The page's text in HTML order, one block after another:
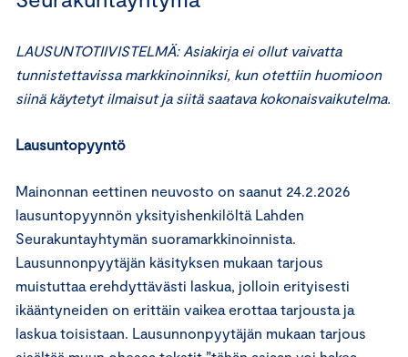
LAUSUNTOTIIVISTELMÄ: Asiakirja ei ollut vaivatta
tunnistettavissa markkinoinniksi, kun otettiin huomioon
siinä käytetyt ilmaisut ja siitä saatava kokonaisvaikutelma.
Lausuntopyyntö
Mainonnan eettinen neuvosto on saanut 24.2.2026
lausuntopyynnön yksityishenkilöltä Lahden
Seurakuntayhtymän suoramarkkinoinnista.
Lausunnonpyytäjän käsityksen mukaan tarjous
muistuttaa erehdyttävästi laskua, jolloin erityisesti
ikääntyneiden on erittäin vaikea erottaa tarjousta ja
laskua toisistaan. Lausunnonpyytäjän mukaan tarjous